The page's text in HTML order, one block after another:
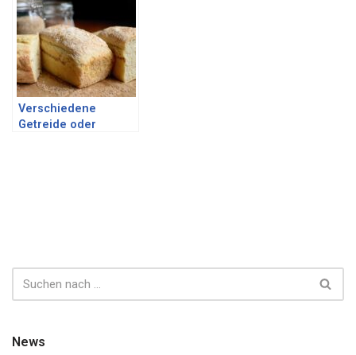
Verschiedene
Getreide oder
News